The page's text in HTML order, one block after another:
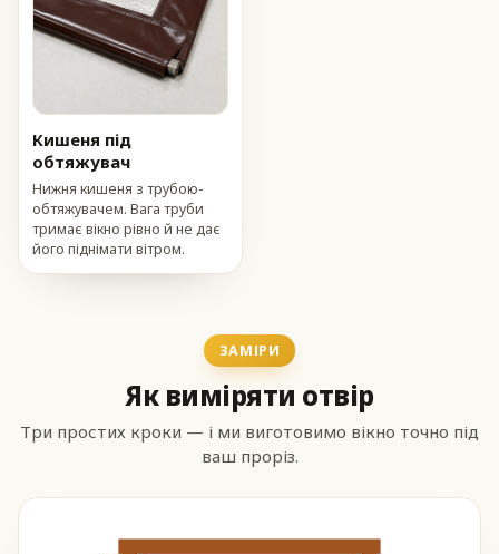
Кишеня під
обтяжувач
Нижня кишеня з трубою-
обтяжувачем. Вага труби
тримає вікно рівно й не дає
його піднімати вітром.
ЗАМІРИ
Як виміряти отвір
Три простих кроки — і ми виготовимо вікно точно під
ваш проріз.